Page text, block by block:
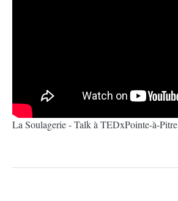
La Soulagerie - Talk à TEDxPointe-à-Pitre